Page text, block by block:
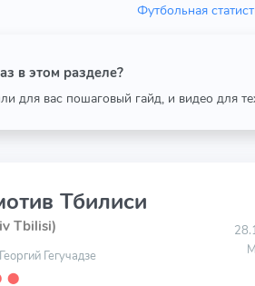
Футбольная
в этом разделе?
для вас пошаговый гайд, и видео для
Тбилиси
Tbilisi)
Гегучадзе
⬤